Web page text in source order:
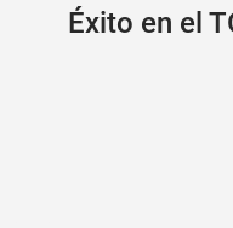
Éxito en el